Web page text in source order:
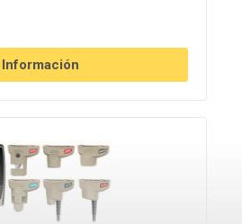
Información